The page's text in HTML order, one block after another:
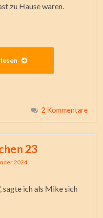
zu Hause waren.
2 Kommentare
23
2024
sagte ich als Mike sich